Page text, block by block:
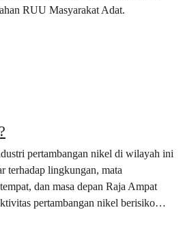
RUU Masyarakat Adat.
pertambangan nikel di wilayah ini
terhadap lingkungan, mata
dan masa depan Raja Ampat
pertambangan nikel berisiko
tidak dapat dipulihkan pada